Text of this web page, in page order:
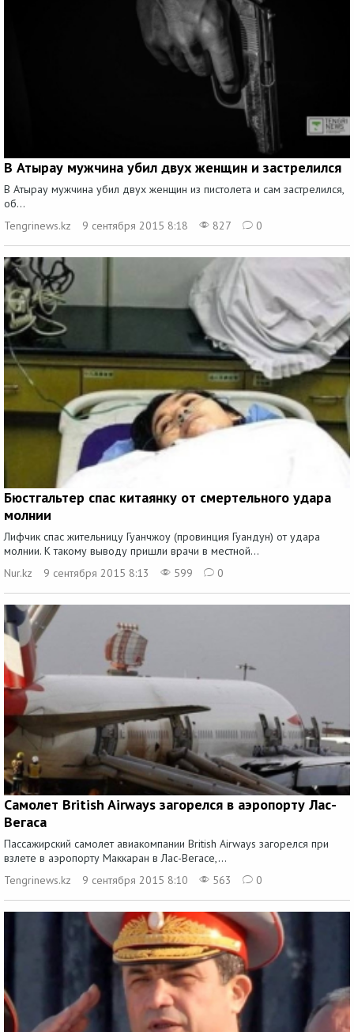
В Атырау мужчина убил двух женщин и застрелился
В Атырау мужчина убил двух женщин из пистолета и сам застрелился,
об...
Tengrinews.kz
9 сентября 2015 8:18 827 0
Бюстгальтер спас китаянку от смертельного удара
молнии
Лифчик спас жительницу Гуанчжоу (провинция Гуандун) от удара
молнии. К такому выводу пришли врачи в местной...
Nur.kz
9 сентября 2015 8:13 599 0
Самолет British Airways загорелся в аэропорту Лас-
Вегаса
Пассажирский самолет авиакомпании British Airways загорелся при
взлете в аэропорту Маккаран в Лас-Вегасе,...
Tengrinews.kz
9 сентября 2015 8:10 563 0